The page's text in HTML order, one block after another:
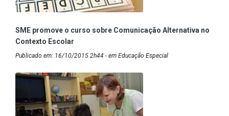
SME promove o curso sobre Comunicação Alternativa no
Contexto Escolar
Publicado em: 16/10/2015 2h44 - em Educação Especial